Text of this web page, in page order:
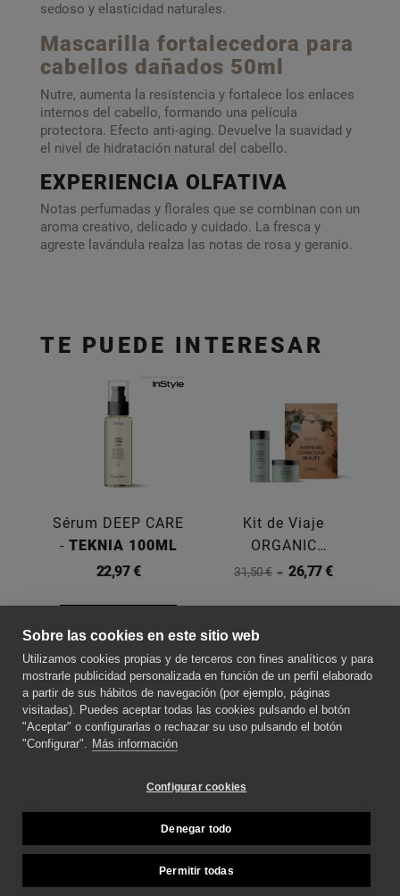
sedoso y elasticidad naturales.
Mascarilla fortalecedora para
cabellos dañados 50ml
Nutre, aumenta la resistencia y fortalece los enlaces
internos del cabello, formando una película
protectora. Efecto anti-aging. Devuelve la suavidad y
el nivel de hidratación natural del cabello.
EXPERIENCIA OLFATIVA
Notas perfumadas y florales que se combinan con un
aroma creativo, delicado y cuidado. La fresca y
agreste lavándula realza las notas de rosa y geranio.
TE PUEDE INTERESAR
Sérum DEEP CARE
- TEKNIA 100ML
22,97 €
Comprar
Kit de Viaje
ORGANIC
BALANCE -TEKNIA
31,50 € 26,77 €
SOBRE NOSOTROS
CONTACTE CON NOSOTROS
SÍGUENOS PARA ESTAR AL DÍA DE LAS
MÉTODOS DE PAGO
Sobre las cookies en este sitio web
Utilizamos cookies propias y de terceros con fines analíticos y para
mostrarle publicidad personalizada en función de un perfil elaborado
a partir de sus hábitos de navegación (por ejemplo, páginas
visitadas). Puedes aceptar todas las cookies pulsando el botón
"Aceptar" o configurarlas o rechazar su uso pulsando el botón
"Configurar". Más información
Configurar cookies
Denegar todo
Permitir todas